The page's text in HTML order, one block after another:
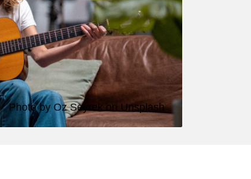
Photo by Oz Seyrek on Unsplash